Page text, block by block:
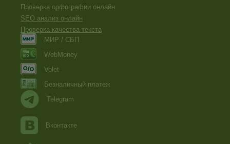
Проверка орфографии онлайн
SEO анализ онлайн
Проверка качества текста
МИР / СБП
WebMoney
Volet
Безналичный платеж
Telegram
Вконтакте